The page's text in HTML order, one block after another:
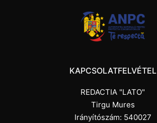
KAPCSOLATFELVÉTEL
REDACTIA "LATO"
Tirgu Mures
Irányítószám: 540027